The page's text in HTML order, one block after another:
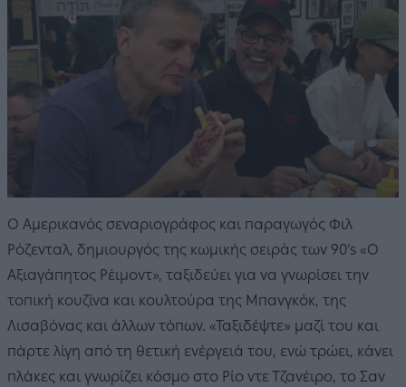
Ο Αμερικανός σεναριογράφος και παραγωγός Φιλ
Ρόζενταλ, δημιουργός της κωμικής σειράς των 90’s «Ο
Αξιαγάπητος Ρέιμοντ», ταξιδεύει για να γνωρίσει την
τοπική κουζίνα και κουλτούρα της Μπανγκόκ, της
Λισαβόνας και άλλων τόπων. «Ταξιδέψτε» μαζί του και
πάρτε λίγη από τη θετική ενέργειά του, ενώ τρώει, κάνει
πλάκες και γνωρίζει κόσμο στο Ρίο ντε Τζανέιρο, το Σαν